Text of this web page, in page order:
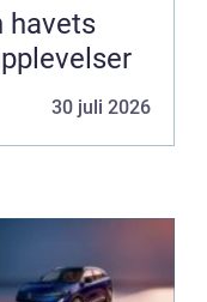
30 juli 2026